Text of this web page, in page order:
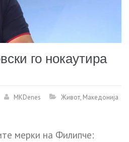
го нокаутира
MKDenes Живот, Македонија
мерки на Филипче: